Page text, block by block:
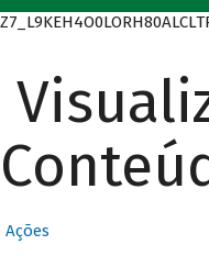
Ações